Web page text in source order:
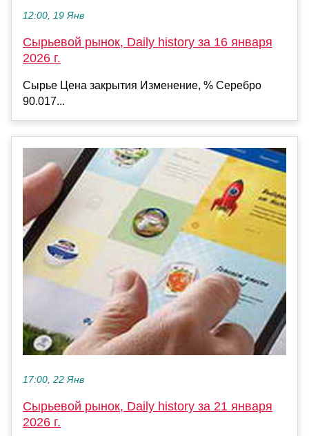
12:00, 19 Янв
Сырьевой рынок, Daily history за 16 января
2026 г.
Сырье Цена закрытия Изменение, % Серебро
90.017...
17:00, 22 Янв
Сырьевой рынок, Daily history за 21 января
2026 г.